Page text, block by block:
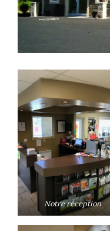
Notre réception